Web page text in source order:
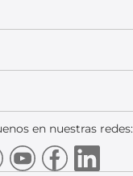
en nuestras redes: